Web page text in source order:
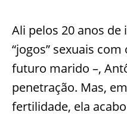
Ali pelos 20 anos de
“jogos” sexuais
futuro marido –,
penetração. Mas,
fertilidade, ela